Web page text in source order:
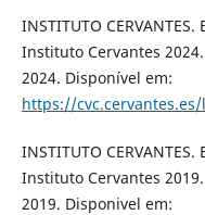
INSTITUTO
Instituto Cervantes
2024. Disponível em:
https://
INSTITUTO
Instituto Cervantes
2019. Disponivel em: